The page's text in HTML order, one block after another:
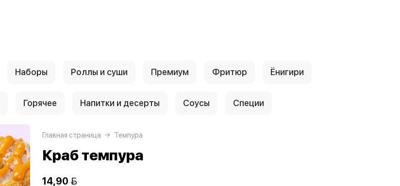
Наборы Роллы и суши Премиум Фритюр Ёнигири
Горячее Напитки и десерты Соусы Специи
Главная страница Темпура
Краб темпура
14,90 